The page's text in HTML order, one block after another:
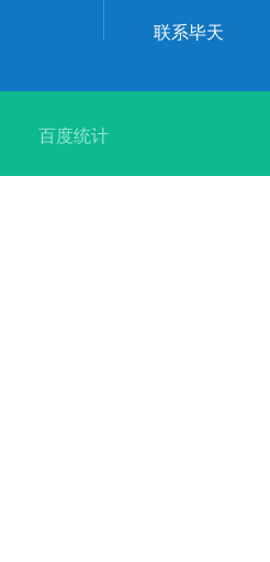
联系毕天
百度统计